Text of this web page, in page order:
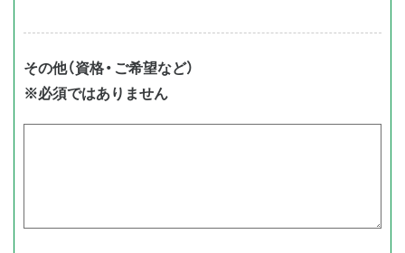
その他（資格・ご希望など）
※必須ではありません